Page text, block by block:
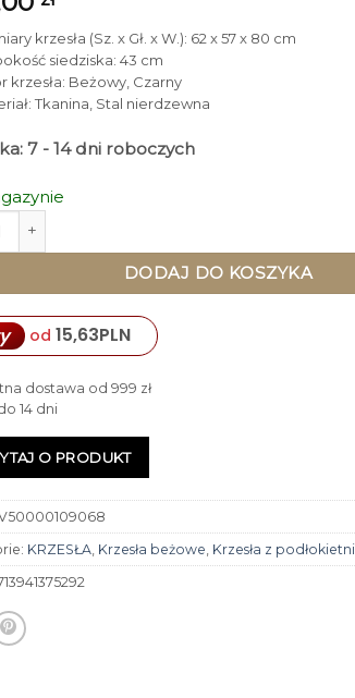
krzesła (Sz. x Gł. x W.): 62 x 57 x 80 cm
siedziska: 43 cm
krzesła: Beżowy, Czarny
Tkanina, Stal nierdzewna
7 - 14 dni roboczych
Clara tapicerowane, beżowe,
DODAJ DO KOSZYKA
od 15,63PLN
dostawa od 999 zł
14 dni
O PRODUKT
KRZESŁA Krzesła beżowe Krzesła z